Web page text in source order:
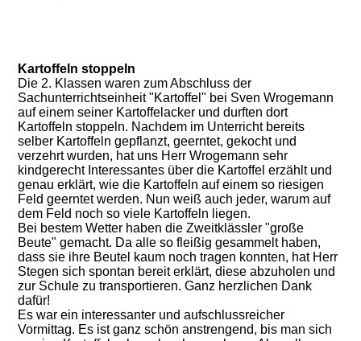
Kartoffeln stoppeln
Die 2. Klassen waren zum Abschluss der
Sachunterrichtseinheit "Kartoffel" bei Sven Wrogemann
auf einem seiner Kartoffelacker und durften dort
Kartoffeln stoppeln. Nachdem im Unterricht bereits
selber Kartoffeln gepflanzt, geerntet, gekocht und
verzehrt wurden, hat uns Herr Wrogemann sehr
kindgerecht Interessantes über die Kartoffel erzählt und
genau erklärt, wie die Kartoffeln auf einem so riesigen
Feld geerntet werden. Nun weiß auch jeder, warum auf
dem Feld noch so viele Kartoffeln liegen.
Bei bestem Wetter haben die Zweitklässler "große
Beute" gemacht. Da alle so fleißig gesammelt haben,
dass sie ihre Beutel kaum noch tragen konnten, hat Herr
Stegen sich spontan bereit erklärt, diese abzuholen und
zur Schule zu transportieren. Ganz herzlichen Dank
dafür!
Es war ein interessanter und aufschlussreicher
Vormittag. Es ist ganz schön anstrengend, bis man sich